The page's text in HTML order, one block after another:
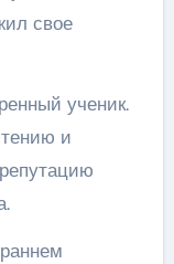
свое
ученик.
и